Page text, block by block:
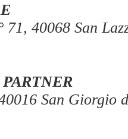
71, 40068 San
San Giorgio